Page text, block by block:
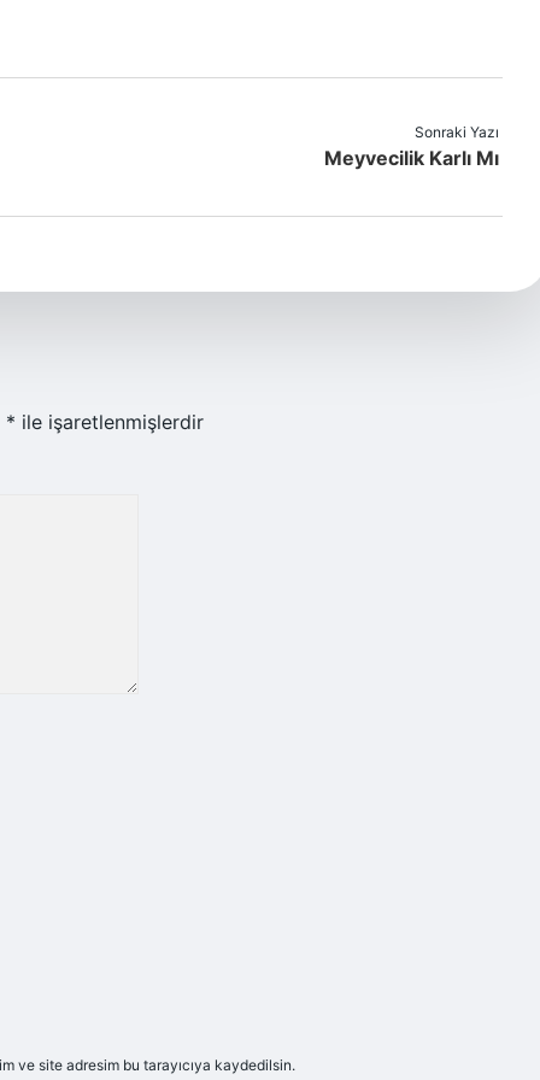
Sonraki Yazı
Meyvecilik Karlı Mı
* ile işaretlenmişlerdir
ve site adresim bu tarayıcıya kaydedilsin.